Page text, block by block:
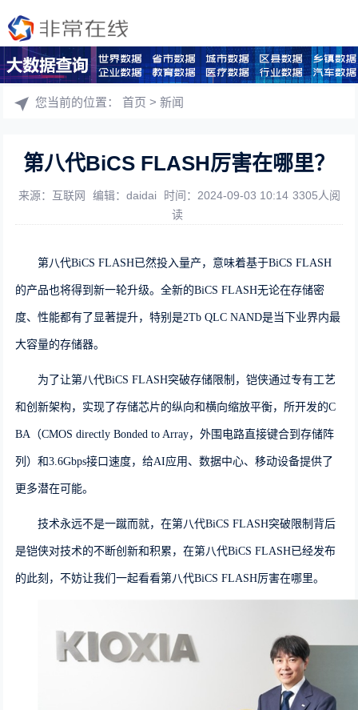
您当前的位置：首页 >新闻
第八代BiCS FLASH厉害在哪里？
来源：互联网 编辑：daidai 时间：2024-09-03 10:14 3305人阅
读
第八代BiCS FLASH已然投入量产，意味着基于BiCS FLASH
的产品也将得到新一轮升级。全新的BiCS FLASH无论在存储密
度、性能都有了显著提升，特别是2Tb QLC NAND是当下业界内最
大容量的存储器。
为了让第八代BiCS FLASH突破存储限制，铠侠通过专有工艺
和创新架构，实现了存储芯片的纵向和横向缩放平衡，所开发的C
BA（CMOS directly Bonded to Array，外围电路直接键合到存储阵
列）和3.6Gbps接口速度，给AI应用、数据中心、移动设备提供了
更多潜在可能。
技术永远不是一蹴而就，在第八代BiCS FLASH突破限制背后
是铠侠对技术的不断创新和积累，在第八代BiCS FLASH已经发布
的此刻，不妨让我们一起看看第八代BiCS FLASH厉害在哪里。